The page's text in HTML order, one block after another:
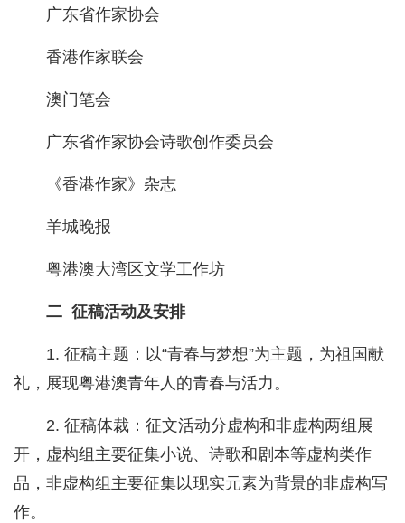
广东省作家协会
香港作家联会
澳门笔会
广东省作家协会诗歌创作委员会
《香港作家》杂志
羊城晚报
粤港澳大湾区文学工作坊
二 征稿活动及安排
1. 征稿主题：以“青春与梦想”为主题，为祖国献
礼，展现粤港澳青年人的青春与活力。
2. 征稿体裁：征文活动分虚构和非虚构两组展
开，虚构组主要征集小说、诗歌和剧本等虚构类作
品，非虚构组主要征集以现实元素为背景的非虚构写
作。